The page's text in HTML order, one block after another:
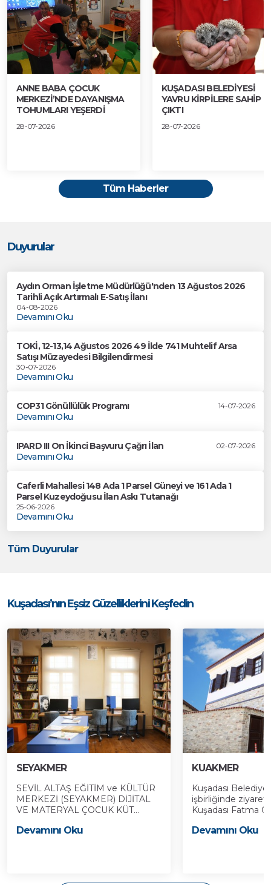
ANNE BABA ÇOCUK
MERKEZİ’NDE DAYANIŞMA
TOHUMLARI YEŞERDİ
28-07-2026
KUŞADASI BELEDİYESİ
YAVRU KİRPİLERE SAHİP
ÇIKTI
28-07-2026
Tüm Haberler
Duyurular
Aydın Orman İşletme Müdürlüğü'nden 13 Ağustos 2026
Tarihli Açık Artırmalı E-Satış İlanı
04-08-2026
Devamını Oku
TOKİ, 12-13,14 Ağustos 2026 49 İlde 741 Muhtelif Arsa
Satışı Müzayedesi Bilgilendirmesi
30-07-2026
Devamını Oku
COP31 Gönüllülük Programı 14-07-2026
Devamını Oku
IPARD III On İkinci Başvuru Çağrı İlan 02-07-2026
Devamını Oku
Caferli Mahallesi 148 Ada 1 Parsel Güneyi ve 161 Ada 1
Parsel Kuzeydoğusu İlan Askı Tutanağı
25-06-2026
Devamını Oku
Tüm Duyurular
Kuşadası’nın Eşsiz Güzelliklerini Keşfedin
SEYAKMER
SEVİL ALTAŞ EĞİTİM ve KÜLTÜR
MERKEZİ (SEYAKMER) DİJİTAL
VE MATERYAL ÇOCUK KÜT...
Devamını Oku
KUAKMER
Kuşadası
işbirliğinde
Kuşadası Fatma
Devamını Oku